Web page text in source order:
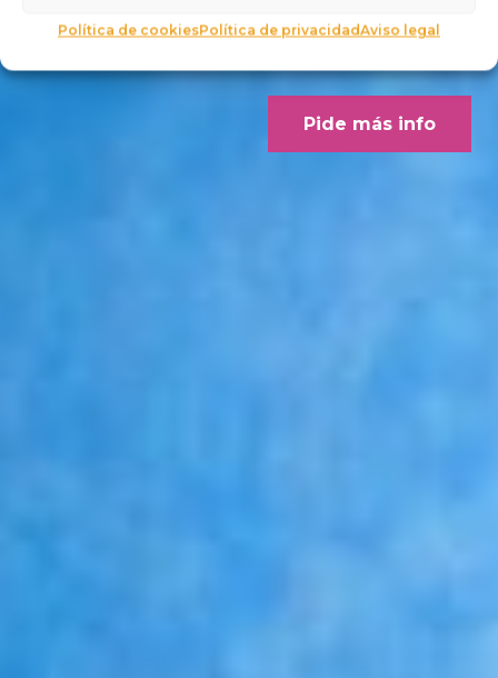
Política de cookiesPolítica de privacidadAviso legal
Pide más info